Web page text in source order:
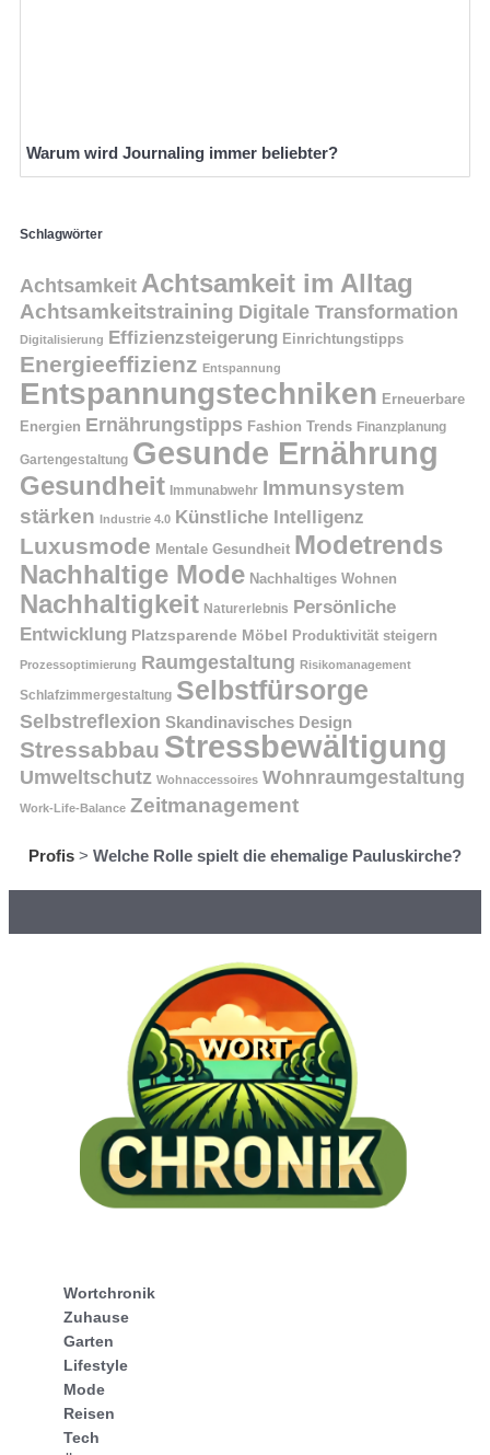
Warum wird Journaling immer beliebter?
Schlagwörter
Achtsamkeit Achtsamkeit im Alltag
Achtsamkeitstraining Digitale Transformation
Digitalisierung Effizienzsteigerung Einrichtungstipps
Energieeffizienz Entspannung
Entspannungstechniken Erneuerbare
Energien Ernährungstipps Fashion Trends Finanzplanung
Gartengestaltung Gesunde Ernährung
Gesundheit Immunabwehr Immunsystem
stärken Industrie 4.0 Künstliche Intelligenz
Luxusmode Mentale Gesundheit Modetrends
Nachhaltige Mode Nachhaltiges Wohnen
Nachhaltigkeit Naturerlebnis Persönliche
Entwicklung Platzsparende Möbel Produktivität steigern
Prozessoptimierung Raumgestaltung Risikomanagement
Schlafzimmergestaltung Selbstfürsorge
Selbstreflexion Skandinavisches Design
Stressabbau Stressbewältigung
Umweltschutz Wohnaccessoires Wohnraumgestaltung
Work-Life-Balance Zeitmanagement
Profis > Welche Rolle spielt die ehemalige Pauluskirche?
Wortchronik
Zuhause
Garten
Lifestyle
Mode
Reisen
Tech